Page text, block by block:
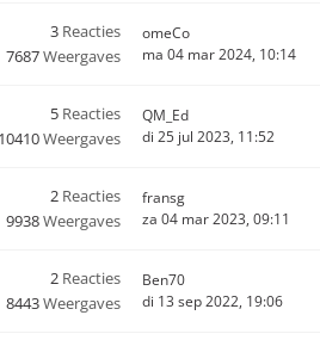
3 Reacties
7687Weergaves
omeCo
ma 04 mar 2024, 10:14
5 Reacties
10410Weergaves
QM_Ed
di 25 jul 2023, 11:52
2 Reacties
9938Weergaves
fransg
za 04 mar 2023, 09:11
2 Reacties
8443Weergaves
Ben70
di 13 sep 2022, 19:06